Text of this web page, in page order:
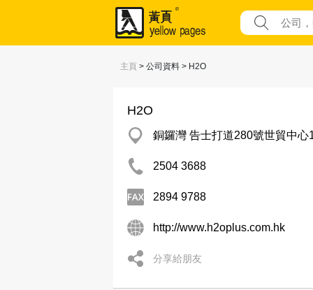
主頁 > 公司資料 > H2O
H2O
銅鑼灣 告士打道280號世貿中心
2504 3688
2894 9788
http://www.h2oplus.com.hk
分享給朋友